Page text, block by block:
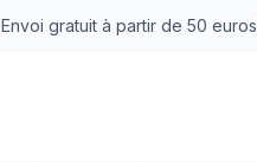
Envoi gratuit à partir de 50 euros